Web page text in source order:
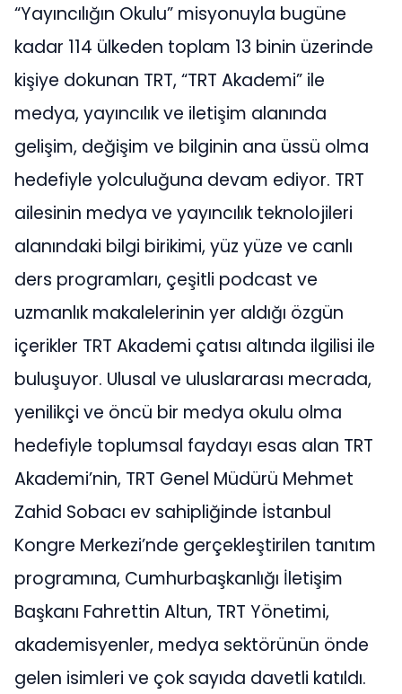
“Yayıncılığın Okulu” misyonuyla bugüne
kadar 114 ülkeden toplam 13 binin üzerinde
kişiye dokunan TRT, “TRT Akademi” ile
medya, yayıncılık ve iletişim alanında
gelişim, değişim ve bilginin ana üssü olma
hedefiyle yolculuğuna devam ediyor. TRT
ailesinin medya ve yayıncılık teknolojileri
alanındaki bilgi birikimi, yüz yüze ve canlı
ders programları, çeşitli podcast ve
uzmanlık makalelerinin yer aldığı özgün
içerikler TRT Akademi çatısı altında ilgilisi ile
buluşuyor. Ulusal ve uluslararası mecrada,
yenilikçi ve öncü bir medya okulu olma
hedefiyle toplumsal faydayı esas alan TRT
Akademi’nin, TRT Genel Müdürü Mehmet
Zahid Sobacı ev sahipliğinde İstanbul
Kongre Merkezi’nde gerçekleştirilen tanıtım
programına, Cumhurbaşkanlığı İletişim
Başkanı Fahrettin Altun, TRT Yönetimi,
akademisyenler, medya sektörünün önde
gelen isimleri ve çok sayıda davetli katıldı.